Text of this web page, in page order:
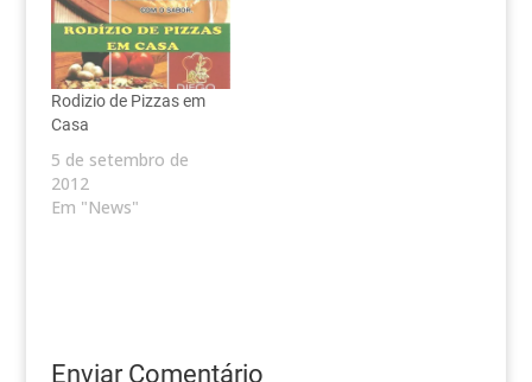
Rodizio de Pizzas em
Casa
5 de setembro de
2012
Em "News"
Enviar Comentário